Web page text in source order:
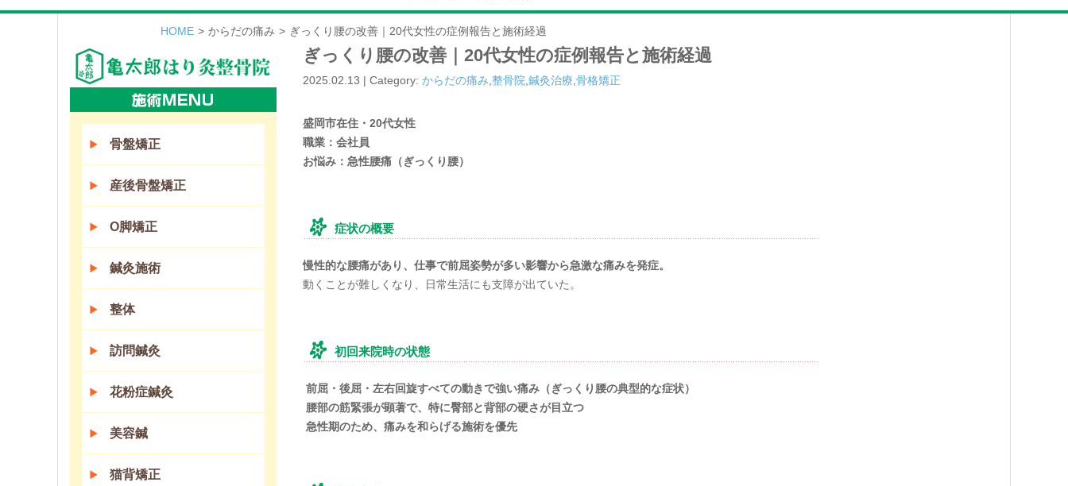
HOME > からだの痛み > ぎっくり腰の改善｜20代女性の症例報告と施術経過
ぎっくり腰の改善｜20代女性の症例報告と施術経過
2025.02.13 | Category: からだの痛み 整骨院 鍼灸治療 骨格矯正
盛岡市在住・20代女性
職業：会社員
お悩み：急性腰痛（ぎっくり腰）
症状の概要
慢性的な腰痛があり、仕事で前屈姿勢が多い影響から急激な痛みを発症。
動くことが難しくなり、日常生活にも支障が出ていた。
初回来院時の状態
前屈・後屈・左右回旋すべての動きで強い痛み（ぎっくり腰の典型的な症状）
腰部の筋緊張が顕著で、特に臀部と背部の硬さが目立つ
急性期のため、痛みを和らげる施術を優先
骨盤矯正
産後骨盤矯正
O脚矯正
鍼灸施術
整体
訪問鍼灸
花粉症鍼灸
美容鍼
猫背矯正